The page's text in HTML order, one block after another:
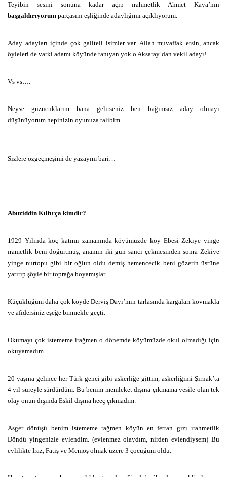
Teyibin sesini sonuna kadar açıp ırahmetlik Ahmet Kaya’nın
başgaldırıyorum parçasını eşliğinde adaylığımı açıklıyorum.
Aday adayları içinde çok galiteli isimler var. Allah muvaffak etsin, ancak
öyleleri de varki adamı köyünde tanıyan yok o Aksaray’dan vekil adayı!
Vs vs….
Neyse guzucuklarım bana gelirseniz ben bağımsız aday olmayı
düşünüyorum hepinizin oyunuza talibim…
Sizlere özgeçmeşimi de yazayım bari…
Abuziddin Kılfırça kimdir?
1929 Yılında koç katımı zamanında köyümüzde köy Ebesi Zekiye yinge
ırametlik beni doğurtmuş, anamın iki gün sancı çekmesinden sonra Zekiye
yinge nurtopu gibi bir oğlun oldu demiş hemencecik beni gözerin üstüne
yatırıp şöyle bir toprağa boyamışlar.
Küçüklüğüm daha çok köyde Derviş Dayı’mın tarlasında kargaları kovmakla
ve afidersiniz eşeğe binmekle geçti.
Okumayı çok istememe irağmen o dönemde köyümüzde okul olmadığı için
okuyamadım.
20 yaşına gelince her Türk genci gibi askerliğe gittim, askerliğimi Şırnak’ta
4 yıl süreyle sürdürdüm. Bu benim memleket dışına çıkmama vesile olan tek
olay onun dışında Eskil dışına heeç çıkmadım.
Asger dönüşü benim istememe rağmen köyün en fettan gızı ırahmetlik
Döndü yingenizle evlendim. (evlenmez olaydım, nirden evlendiysem) Bu
evlilikte Iraz, Fatiş ve Memoş olmak üzere 3 çocuğum oldu.